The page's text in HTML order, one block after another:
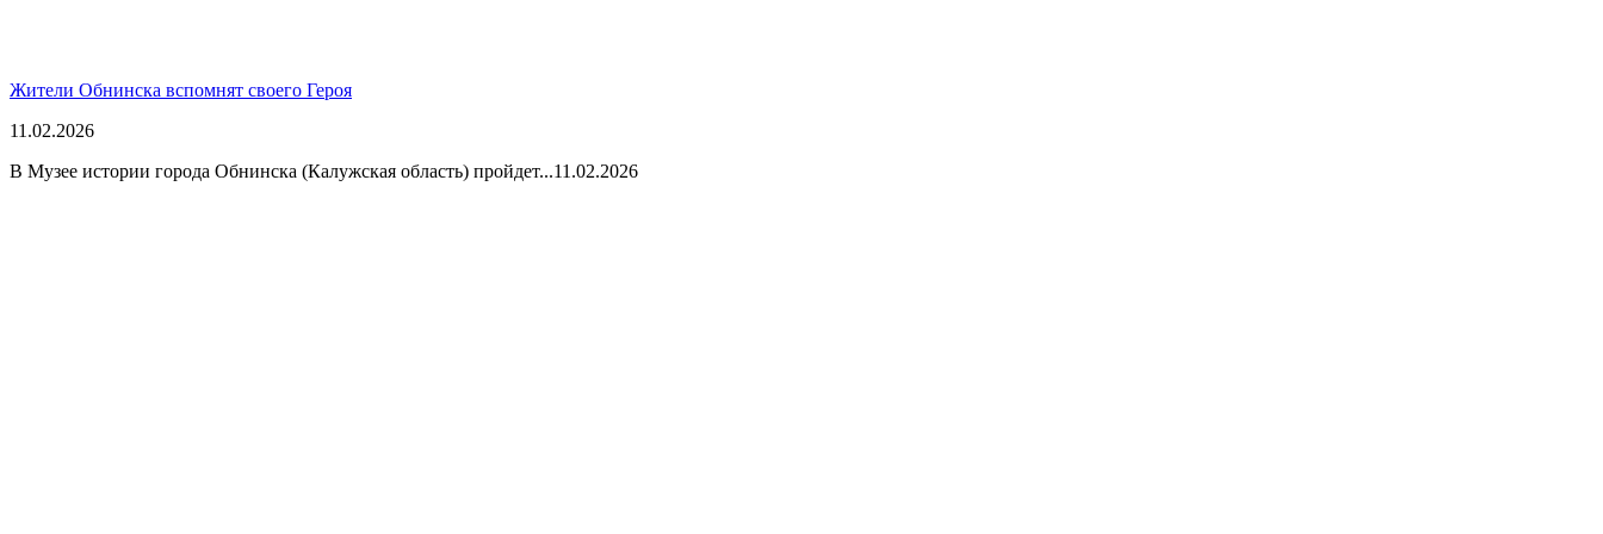
Жители Обнинска вспомнят своего Героя
11.02.2026
В Музее истории города Обнинска (Калужская область) пройдет...11.02.2026